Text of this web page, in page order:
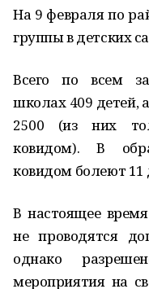
На 9 февраля по
группы в детских
Всего по всем
школах 409 детей,
2500 (из них
ковидом). В
ковидом болеют 11
В настоящее
не проводятся
однако
мероприятия на